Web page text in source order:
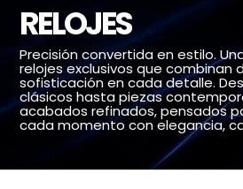
RELOJES
Precisión convertida en estilo.
relojes exclusivos que combinan
sofisticación en cada detalle.
clásicos hasta piezas
acabados refinados, pensados
cada momento con elegancia,